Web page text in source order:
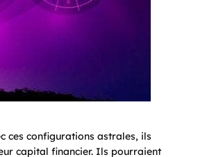
ces configurations astrales, ils
capital financier. Ils pourraient